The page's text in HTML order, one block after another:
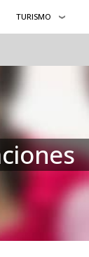
TURISMO